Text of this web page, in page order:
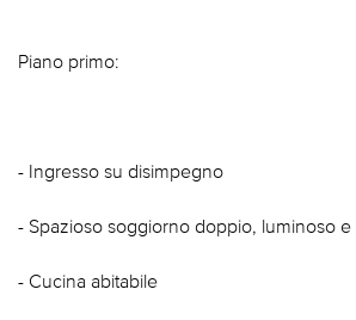
Piano primo:
- Ingresso su disimpegno
- Spazioso soggiorno doppio, luminoso
- Cucina abitabile